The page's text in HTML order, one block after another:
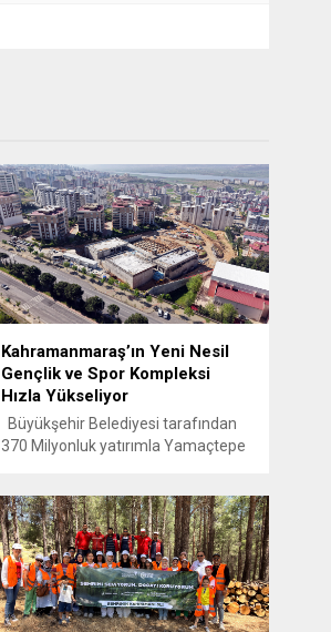
Kahramanmaraş’ın Yeni Nesil
Gençlik ve Spor Kompleksi
Hızla Yükseliyor
Büyükşehir Belediyesi tarafından
370 Milyonluk yatırımla Yamaçtepe
Merkezi hızla yükseliyor. Gençlerin
sosyal, kültürel ve sportif
ihtiyaçlarına bütüncül bir çözüm
sunacak proje tamamlandığında
Türkiye’nin önemli tesislerinden biri
olacak. Kahramanmaraş